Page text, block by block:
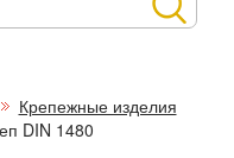
Крепежные изделия
DIN 1480